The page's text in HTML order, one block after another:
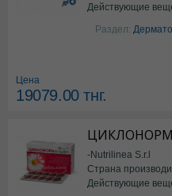
Действующие
Раздел:
Цена
19079.00тнг.
ЦИКЛОНОРМ
-Nutrilinea S.r.l
Страна
Действующие